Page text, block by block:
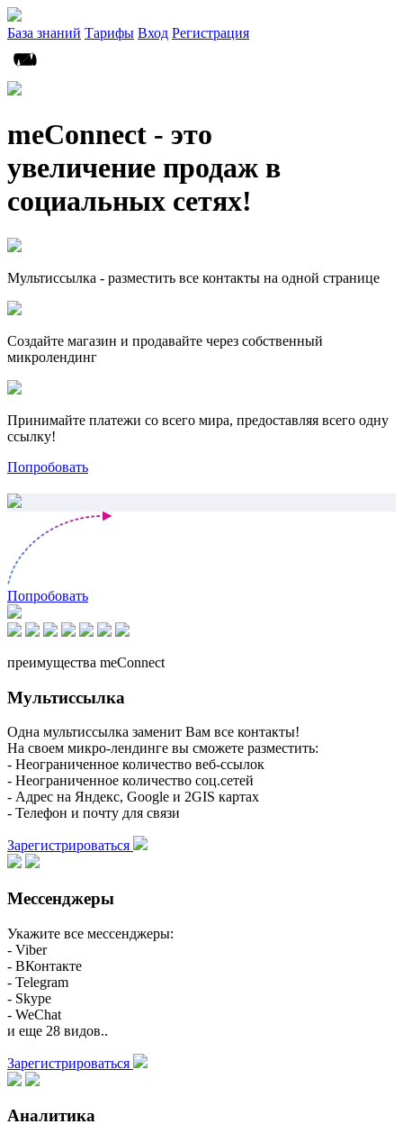
База знаний Тарифы Вход Регистрация
meConnect - это
увеличение продаж в
социальных сетях!
Мультиссылка - разместить все контакты на одной странице
Создайте магазин и продавайте через собственный
микролендинг
Принимайте платежи со всего мира, предоставляя всего одну
ссылку!
Попробовать
Попробовать
преимущества meConnect
Мультиссылка
Одна мультиссылка заменит Вам все контакты!
На своем микро-лендинге вы сможете разместить:
- Неограниченное количество веб-ссылок
- Неограниченное количество соц.сетей
- Адрес на Яндекс, Google и 2GIS картах
- Телефон и почту для связи
Зарегистрироваться
Мессенджеры
Укажите все мессенджеры:
- Viber
- ВКонтакте
- Telegram
- Skype
- WeChat
и еще 28 видов..
Зарегистрироваться
Аналитика